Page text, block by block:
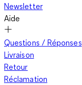
Newsletter
Aide
Questions / Réponses
Livraison
Retour
Réclamation